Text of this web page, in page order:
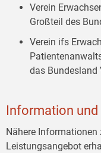
Verein
Großteil des
Verein ifs
das Bundesland
Information und
Nähere Informationen
Leistungsangebot